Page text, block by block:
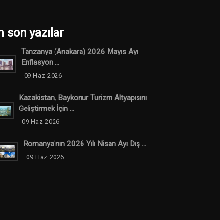
son yazılar
Tanzanya (anakara) 2026 Mayıs Ayı
Enflasyon ...
09 Haz 2026
Kazakistan, Baykonur Turizm Altyapısını
Geliştirmek İçin ...
09 Haz 2026
Romanya'nın 2026 Yılı Nisan Ayı Dış ...
09 Haz 2026